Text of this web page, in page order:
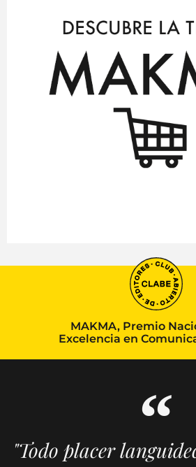
MAKMA, Premio
Excelencia en
"Todo placer